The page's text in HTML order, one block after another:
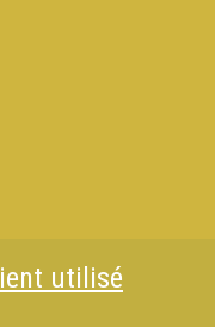
utilisé